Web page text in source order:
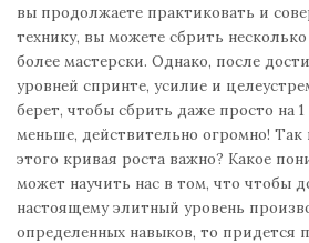
вы продолжаете практиковать и
технику, вы можете сбрить
более мастерски. Однако, после
уровней спринте, усилие и
берет, чтобы сбрить даже просто на
меньше, действительно огромно!
этого кривая роста важно? Какое
может научить нас в том, что чтобы
настоящему элитный уровень
определенных навыков, то придется